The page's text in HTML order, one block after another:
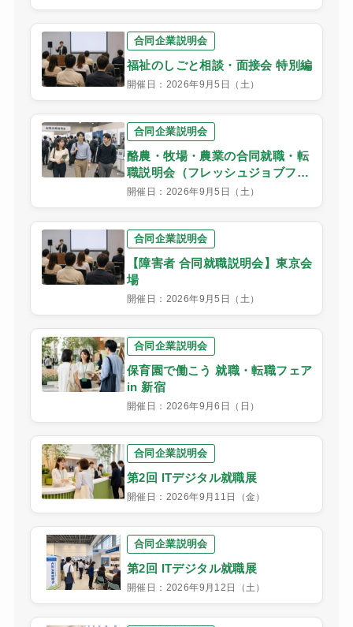
合同企業説明会
福祉のしごと相談・面接会 特別編
開催日：2026年9月5日（土）
合同企業説明会
酪農・牧場・農業の合同就職・転
職説明会（フレッシュジョブフェ
スタ）東京会場
開催日：2026年9月5日（土）
合同企業説明会
【障害者 合同就職説明会】東京会
場
開催日：2026年9月5日（土）
合同企業説明会
保育園で働こう 就職・転職フェア
in 新宿
開催日：2026年9月6日（日）
合同企業説明会
第2回 ITデジタル就職展
開催日：2026年9月11日（金）
合同企業説明会
第2回 ITデジタル就職展
開催日：2026年9月12日（土）